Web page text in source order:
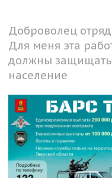
Доброволец
Для меня эта
должны
население